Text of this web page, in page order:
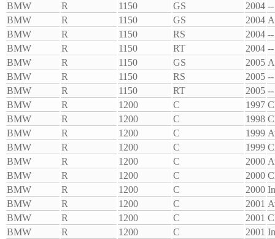
BMW R 1150 GS 2004 --
BMW
R 1150 GS 2004
BMW
R 1150 RS 2004 --
BMW
R 1150 RT 2004 --
BMW
R 1150 GS 2005
BMW
R 1150 RS 2005 --
BMW
R 1150 RT 2005 --
BMW
R 1200 C 1997
BMW
R 1200 C 1998
BMW
R 1200 C 1999
BMW
R 1200 C 1999
BMW
R 1200 C 2000
BMW
R 1200 C 2000
BMW
R 1200 C 2000
BMW
R 1200 C 2001
BMW
R 1200 C 2001
BMW
R 1200 C 2001